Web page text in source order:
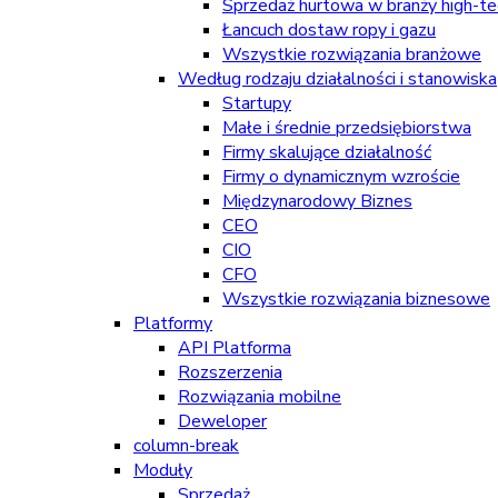
Sprzedaż hurtowa w branży high-
Łancuch dostaw ropy i gazu
Wszystkie rozwiązania branżowe
Według rodzaju działalności i stanowiska
Startupy
Małe i średnie przedsiębiorstwa
Firmy skalujące działalność
Firmy o dynamicznym wzroście
Międzynarodowy Biznes
CEO
CIO
CFO
Wszystkie rozwiązania biznesowe
Platformy
API Platforma
Rozszerzenia
Rozwiązania mobilne
Deweloper
column-break
Moduły